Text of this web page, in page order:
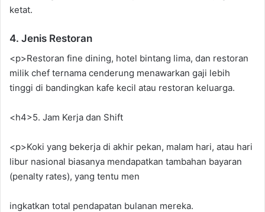
ketat.
4. Jenis Restoran
<p>Restoran fine dining, hotel bintang lima, dan restoran
milik chef ternama cenderung menawarkan gaji lebih
tinggi di bandingkan kafe kecil atau restoran keluarga.
<h4>5. Jam Kerja dan Shift
<p>Koki yang bekerja di akhir pekan, malam hari, atau hari
libur nasional biasanya mendapatkan tambahan bayaran
(penalty rates), yang tentu men
ingkatkan total pendapatan bulanan mereka.